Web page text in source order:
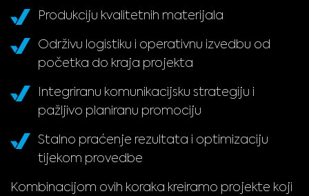
Produkciju kvalitetnih materijala
Održivu logistiku i operativnu izvedbu od
početka do kraja projekta
Integriranu komunikacijsku strategiju i
pažljivo planiranu promociju
Stalno praćenje rezultata i optimizaciju
tijekom provedbe
Kombinacijom ovih koraka kreiramo projekte koji